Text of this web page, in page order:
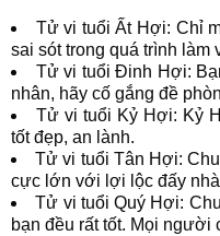
Tử vi tuổi Ất Hợi: Chỉ
sai sót trong quá trình làm
Tử vi tuổi Đinh Hợi:
nhân, hãy cố gắng đề
Tử vi tuổi Kỷ Hợi: Kỷ
tốt đẹp, an lành.
Tử vi tuổi Tân Hợi:
cực lớn với lợi lộc đấy
Tử vi tuổi Quý Hợi:
bạn đều rất tốt. Mọi người